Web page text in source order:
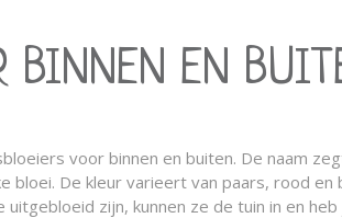
BINNEN EN
voor binnen en buiten. De naam
bloei. De kleur varieert van paars, rood
zijn, kunnen ze de tuin in en